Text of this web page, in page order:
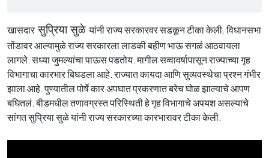
खासदारसुप्रिया सुळेयांनी राज्य सरकारवर सडकून टीका केली. विधानसभा
तोंडावर आल्यामुळे राज्य सरकारला लाडकी बहीण भाऊ सगळं आठवायला
लागले. सध्या जुमल्यांचा पाऊस पडतोय. मागील सव्वावर्षापासून राज्याच्या गृह
विभागाचा कारभार बिघडला आहे. राज्यात कायदा आणि सुव्यवस्थेचा प्रश्न गंभीर
झाला आहे. पुण्यातील पोर्षे कार अपघात प्रकरणात बरेच घोळ झाल्याचे आपण
बघितलं. बीडमधील तणावग्रस्त परिस्थिती हे गृह विभागाचे अपयश असल्याचे
सांगत सुप्रिया सुळे यांनी राज्य सरकारच्या कारभारावर टीका केली.